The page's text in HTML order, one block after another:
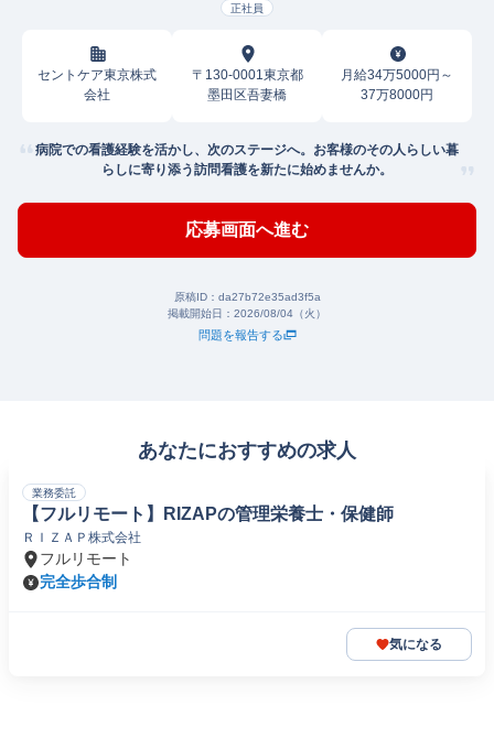
正社員
セントケア東京株式
会社
〒130-0001東京都
墨田区吾妻橋
月給34万5000円～
37万8000円
病院での看護経験を活かし、次のステージへ。お客様のその人らしい暮
らしに寄り添う訪問看護を新たに始めませんか。
応募画面へ進む
原稿ID： da27b72e35ad3f5a
掲載開始日： 2026/08/04（火）
問題を報告する
あなたにおすすめの求人
業務委託
【フルリモート】RIZAPの管理栄養士・保健師
ＲＩＺＡＰ株式会社
フルリモート
完全歩合制
気になる